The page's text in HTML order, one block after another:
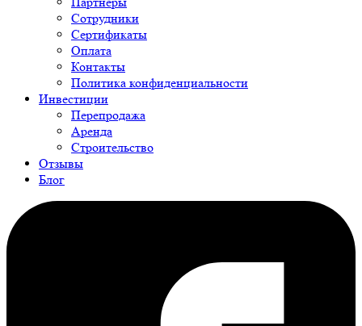
Сотрудники
Сертификаты
Оплата
Контакты
Политика конфиденциальности
Инвестиции
Перепродажа
Аренда
Строительство
Отзывы
Блог